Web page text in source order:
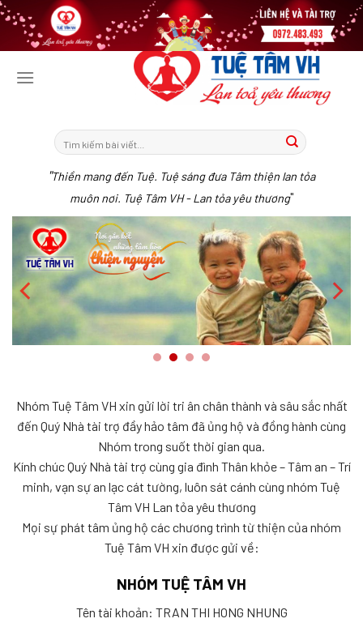
Tiếp
tục
tới
"Thiền mang đến Tuệ. Tuệ sáng đưa Tâm thiện lan tỏa
muôn nơi. Tuệ Tâm VH - Lan tỏa yêu thương"
Nhóm Tuệ Tâm VH xin gửi lời tri ân chân thành và sâu sắc nhất
đến Quý Nhà tài trợ đầy hảo tâm đã ủng hộ và đồng hành cùng
Nhóm trong suốt thời gian qua.
Kính chúc Quý Nhà tài trợ cùng gia đình Thân khỏe – Tâm an – Trí
minh, vạn sự an lạc cát tường, luôn sát cánh cùng nhóm Tuệ
Tâm VH Lan tỏa yêu thương
Mọi sự phát tâm ủng hộ các chương trình từ thiện của nhóm
Tuệ Tâm VH xin được gửi về:
NHÓM TUỆ TÂM VH
Tên tài khoản: TRAN THI HONG NHUNG